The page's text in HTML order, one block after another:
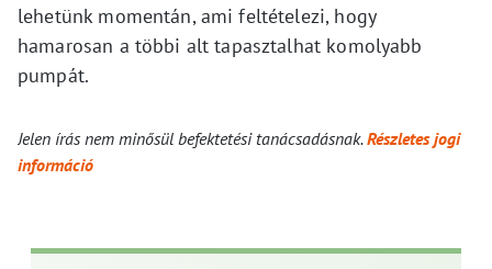
lehetünk momentán, ami feltételezi, hogy
hamarosan a többi alt tapasztalhat komolyabb
pumpát.
Jelen írás nem minősül befektetési tanácsadásnak.Részletes jogi
információ